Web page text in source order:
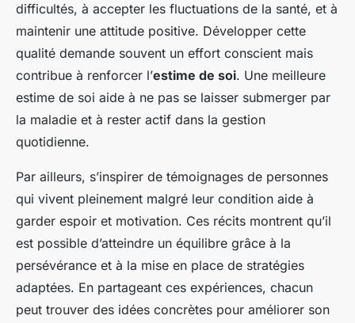
difficultés, à accepter les fluctuations de la santé, et à
maintenir une attitude positive. Développer cette
qualité demande souvent un effort conscient mais
contribue à renforcer l’estime de soi. Une meilleure
estime de soi aide à ne pas se laisser submerger par
la maladie et à rester actif dans la gestion
quotidienne.
Par ailleurs, s’inspirer de témoignages de personnes
qui vivent pleinement malgré leur condition aide à
garder espoir et motivation. Ces récits montrent qu’il
est possible d’atteindre un équilibre grâce à la
persévérance et à la mise en place de stratégies
adaptées. En partageant ces expériences, chacun
peut trouver des idées concrètes pour améliorer son